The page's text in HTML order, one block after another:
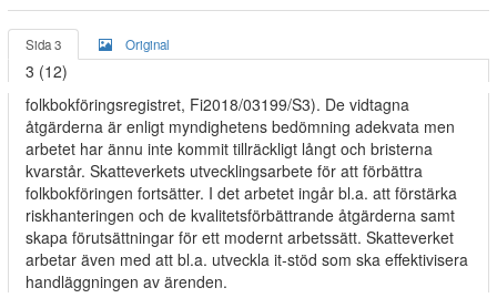
Sida 3 Original
3 (12)
folkbokföringsregistret, Fi2018/03199/S3). De vidtagna
åtgärderna är enligt myndighetens bedömning adekvata men
arbetet har ännu inte kommit tillräckligt långt och bristerna
kvarstår. Skatteverkets utvecklingsarbete för att förbättra
folkbokföringen fortsätter. I det arbetet ingår bl.a. att förstärka
riskhanteringen och de kvalitetsförbättrande åtgärderna samt
skapa förutsättningar för ett modernt arbetssätt. Skatteverket
arbetar även med att bl.a. utveckla it‑stöd som ska effektivisera
handläggningen av ärenden.